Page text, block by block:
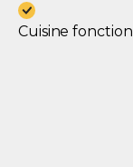
Cuisine